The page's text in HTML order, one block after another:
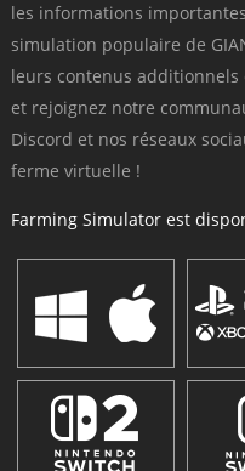
les informations
simulation populaire de
leurs contenus
et rejoignez notre
Discord et nos réseaux
ferme virtuelle !
Farming Simulator est